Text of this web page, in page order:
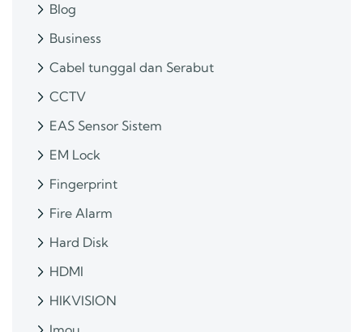
Blog
Business
Cabel tunggal dan Serabut
CCTV
EAS Sensor Sistem
EM Lock
Fingerprint
Fire Alarm
Hard Disk
HDMI
HIKVISION